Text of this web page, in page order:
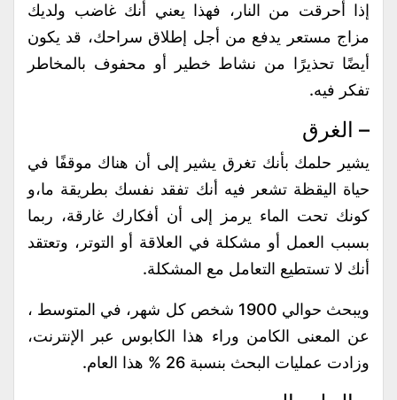
إذا أحرقت من النار، فهذا يعني أنك غاضب ولديك
مزاج مستعر يدفع من أجل إطلاق سراحك، قد يكون
أيضًا تحذيرًا من نشاط خطير أو محفوف بالمخاطر
تفكر فيه.
– الغرق
يشير حلمك بأنك تغرق يشير إلى أن هناك موقفًا في
حياة اليقظة تشعر فيه أنك تفقد نفسك بطريقة ما،و
كونك تحت الماء يرمز إلى أن أفكارك غارقة، ربما
بسبب العمل أو مشكلة في العلاقة أو التوتر، وتعتقد
أنك لا تستطيع التعامل مع المشكلة.
ويبحث حوالي 1900 شخص كل شهر، في المتوسط ،
عن المعنى الكامن وراء هذا الكابوس عبر الإنترنت،
وزادت عمليات البحث بنسبة 26 % هذا العام.